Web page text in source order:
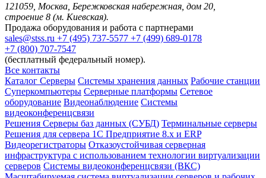
121059, Москва, Бережковская набережная, дом 20,
строение 8 (м. Киевская).
Продажа оборудования и работа с партнерами
sales@stss.ru +7 (495) 737-5577 +7 (499) 689-0178
+7 (800) 707-7547
(бесплатный федеральный номер).
Все контакты
Каталог Серверы Системы хранения данных Рабочие станции
Суперкомпьютеры Серверные платформы Сетевое
оборудование Видеонаблюдение Системы
видеоконференцсвязи
Решения Серверы баз данных (СУБД) Терминальные серверы
Решения для сервера 1С Предприятие 8.x и ERP
Видеорегистраторы Отказоустойчивая серверная
инфраструктура с использованием технологии виртуализации
серверов Системы видеоконференцсвязи (ВКС)